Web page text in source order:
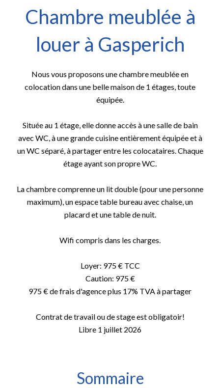
Chambre meublée à
louer à Gasperich
Nous vous proposons une chambre meublée en
colocation dans une belle maison de 1 étages, toute
équipée.
Située au 1 étage, elle donne accès à une salle de bain
avec WC, à une grande cuisine entièrement équipée et à
un WC séparé, à partager entre les colocataires. Chaque
étage ayant son propre WC.
La chambre comprenne un lit double (pour une personne
maximum), un espace table bureau avec chaise, un
placard et une table de nuit.
Wifi compris dans les charges.
Loyer: 975 € TCC
Caution: 975 €
975 € de frais d'agence plus 17% TVA à partager
Contrat de travail ou de stage est obligatoir!
Libre 1 juillet 2026
Sommaire